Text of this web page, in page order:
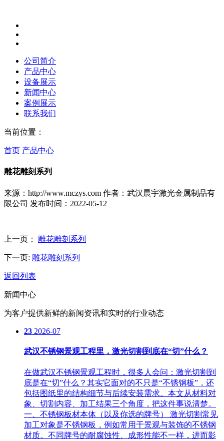
公司简介
产品中心
设备展示
新闻中心
案例展示
联系我们
当前位置：
首页 产品中心
雕花雕刻系列
来源：http://www.mczys.com 作者：武汉晨宇激光金属制品有
限公司 发布时间：2022-05-12
上一页： 雕花雕刻系列
下一页: 雕花雕刻系列
返回列表
新闻中心
为客户提供新鲜的新闻资讯和实时的行业动态
23 2026-07
武汉不锈钢景观工程里，激光切割到底在“切”什么？
在做武汉不锈钢景观工程时，很多人会问：激光切割到
底是在“切”什么？其实它面对的不只是“不锈钢板”，还
包括图纸里的结构细节与后续安装需求。本文从材料对
象、切割内容、加工结果三个角度，把这件事说清楚。
一、不锈钢板材本体（以及你选的牌号） 激光切割常见
加工对象是不锈钢板，例如常用于景观与装饰的不锈钢
材质。不同牌号的耐腐蚀性、成形性能不一样，进而影